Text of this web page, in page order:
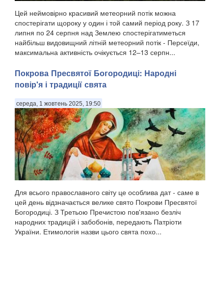
Цей неймовірно красивий метеорний потік можна
спостерігати щороку у один і той самий період року. З 17
липня по 24 серпня над Землею спостерігатиметься
найбільш видовищний літній метеорний потік - Персеїди,
максимальна активність очікується 12–13 серпн...
Покрова Пресвятої Богородиці: Народні
повір'я і традиції свята
середа, 1 жовтень 2025, 19:50
Для всього православного світу це особлива дат - саме в
цей день відзначається велике свято Покрови Пресвятої
Богородиці. З Третьою Пречистою пов'язано безліч
народних традицій і забобонів, передають Патріоти
України. Етимологія назви цього свята похо...